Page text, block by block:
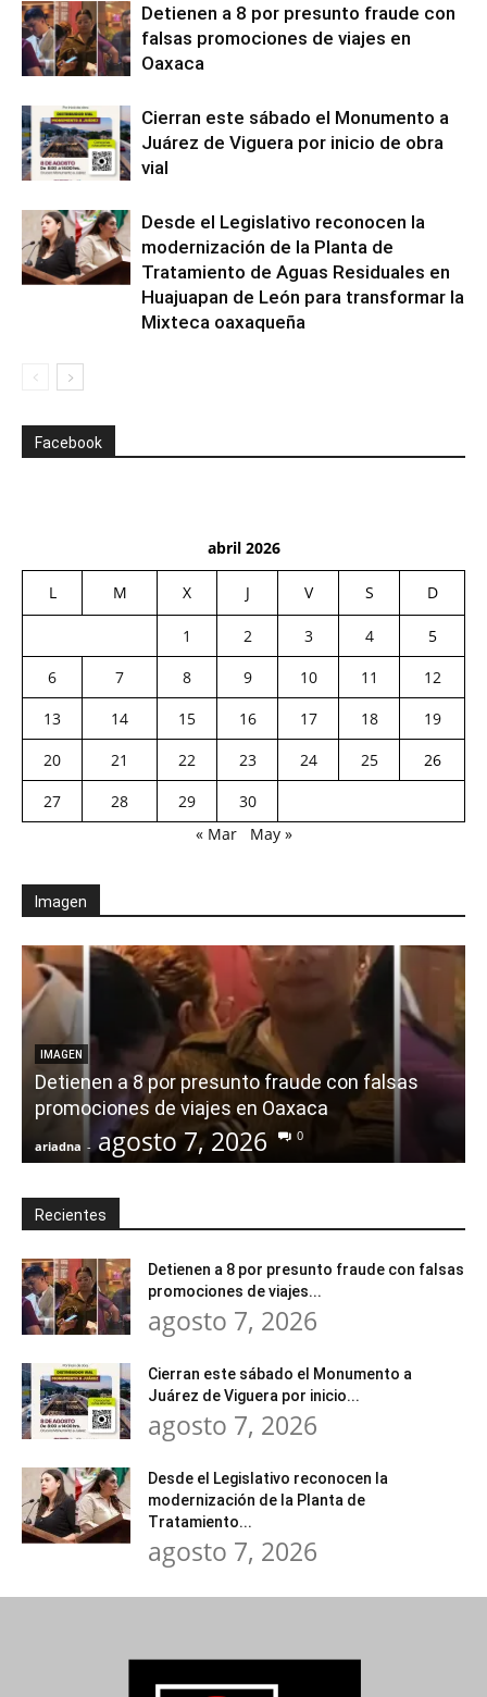
Detienen a 8 por presunto fraude con
falsas promociones de viajes en
Oaxaca
Cierran este sábado el Monumento a
Juárez de Viguera por inicio de obra
vial
Desde el Legislativo reconocen la
modernización de la Planta de
Tratamiento de Aguas Residuales en
Huajuapan de León para transformar la
Mixteca oaxaqueña
Facebook
abril 2026
L M X J V S D
1 2 3 4
5
6
7 8 9 10 11
12
13
14 15 16 17 18
19
20
21 22 23 24 25
26
27
28 29
30
« Mar
May »
Imagen
IMAGEN
Detienen a 8 por presunto fraude con falsas
promociones de viajes en Oaxaca
ariadna - agosto 7, 2026 0
Recientes
Detienen a 8 por presunto fraude con falsas
promociones de viajes...
agosto 7, 2026
Cierran este sábado el Monumento a
Juárez de Viguera por inicio...
agosto 7, 2026
Desde el Legislativo reconocen la
modernización de la Planta de
Tratamiento...
agosto 7, 2026